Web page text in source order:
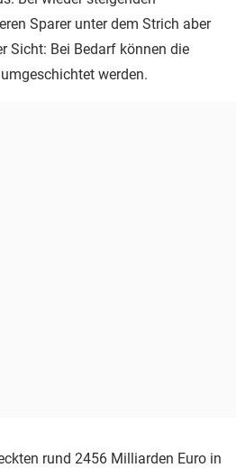
Sparer unter dem Strich aber
Sicht: Bei Bedarf können die
werden.
rund 2456 Milliarden Euro in